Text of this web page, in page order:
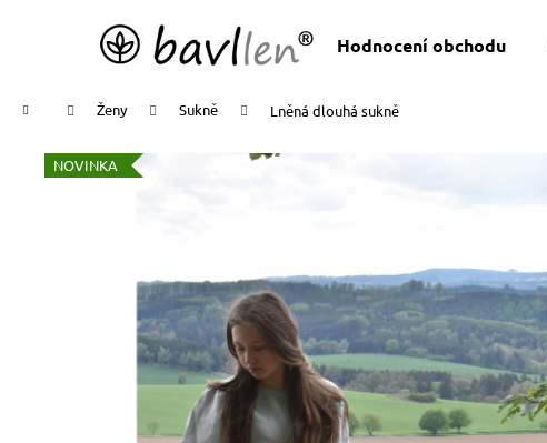
Hodnocení obchodu
Domů Ženy Sukně Lněná dlouhá sukně
NOVINKA
Zpět
obchodu
Zpět
obchodu